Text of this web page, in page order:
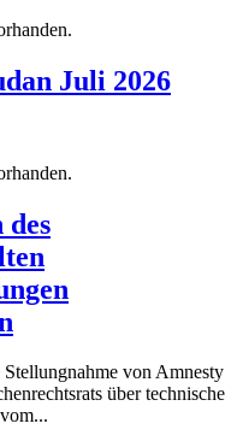
Juli 2026
des
von Amnesty
über technische